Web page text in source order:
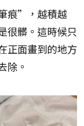
痕”，越積越
很髒。這時候只
正面畫到的地方
除。